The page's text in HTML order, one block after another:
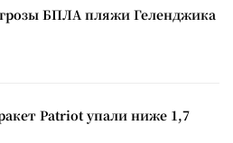
БПЛА пляжи Геленджика
Patriot упали ниже 1,7